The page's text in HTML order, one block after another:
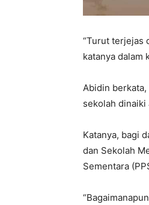
“Turut terjejas
katanya dalam
Abidin
sekolah dinaiki
Katanya, bagi
dan Sekolah
Sementara